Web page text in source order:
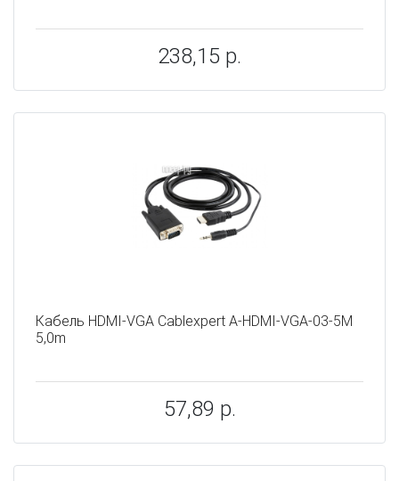
238,15 р.
Кабель HDMI-VGA Cablexpert A-HDMI-VGA-03-5M
5,0m
57,89 р.